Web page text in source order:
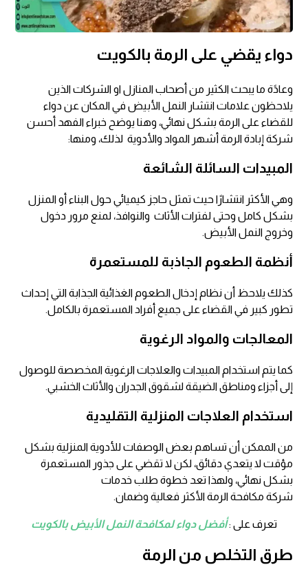
دواء يقضي على الرمة بالكويت
وعادًة ما يبحث الكثير من أصحاب المنازل او الشركات الذين
يلاحظون علامات انتشار النمل الأبيض في المكان عن دواء
للقضاء على الرمة بشكل نهائي، وهنا يوضح خبراء الفهد أحسن
شركة إبادة الرمة أشهر المواد والأدوية لذلك، ومنها:
المبيدات السائلة الشائعة
وهي الأكثر انتشارًا حيث تمثل حاجز كيميائي حول البناء أو المنزل
بشكل كامل وحتى لفترات الأثاث والنوافذ، لمنع مرور دخول
وخروج النمل الأبيض.
أنظمة الطعوم الجاذبة للمستعمرة
كذلك يلاحظ أن نظام إدخال الطعوم الغذائية الجذابة التي إحداث
تطور كبير في القضاء على جميع أفراد المستعمرة بالكامل.
المعالجات والمواد الرغوية
كما يتم استخدام المبيدات والعلاجات الرغوية المخصصة للوصول
إلى أجزاء ومناطق الضيقة لشقوق الجدران والأثاث الخشبي.
استخدام العلاجات المنزلية التقليدية
من الممكن أن تساهم بعض الوصفات للأدوية المنزلية بشكل
مؤقت لا يتعدي دقائق، لكن لا تقضي على جذور المستعمرة
بشكل نهائي، ولهذا تعد خطوة طلب خدمات
شركة مكافحة الرمة الأكثر فعالية وضمان.
تعرف على :أفضل دواء لمكافحة النمل الأبيض بالكويت
طرق التخلص من الرمة